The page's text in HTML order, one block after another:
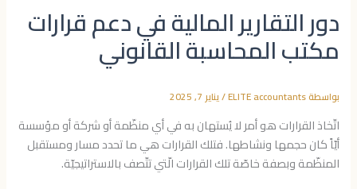
دور التقارير المالية في دعم قرارات
مكتب المحاسبة القانوني
بواسطة ELITE accountants
/يناير 7, 2025
اتّخاذ القرارات هو أمر لا يُستهان به في أي منظّمة أو شركة أو مؤسسة
أيّاً كان حجمها ونشاطها. فتلك القرارات هي ما تحدد مسار ومستقبل
المنظّمة وبصفة خاصّة تلك القرارات الّتي تتّصف بالاستراتيجيّة.